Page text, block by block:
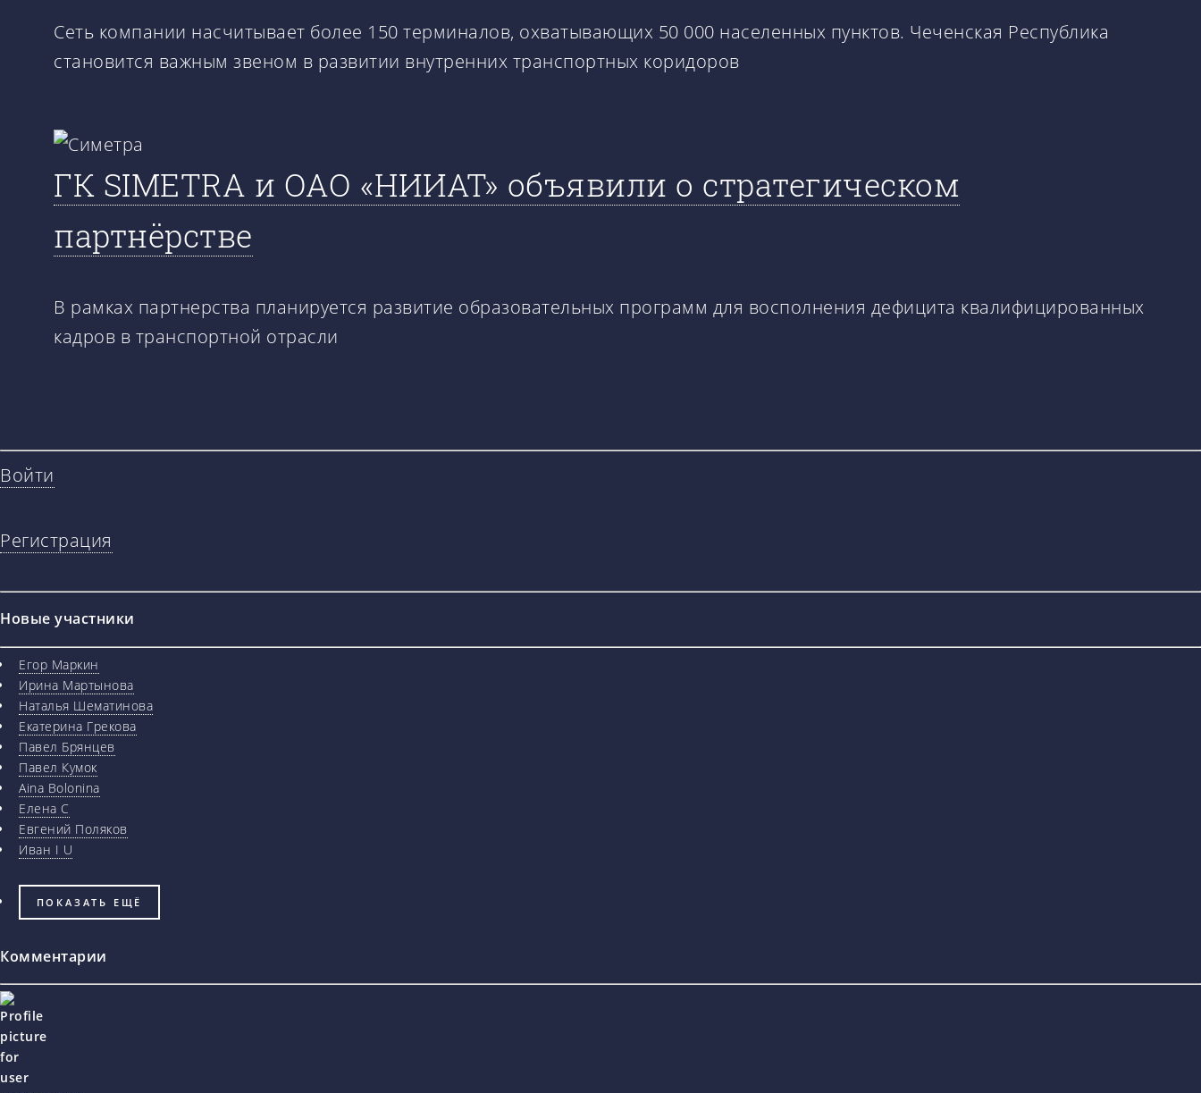
Сеть компании насчитывает более 150 терминалов, охватывающих 50 000 населенных пунктов. Чеченская Республика
становится важным звеном в развитии внутренних транспортных коридоров
ГК SIMETRA и ОАО «НИИАТ» объявили о стратегическом
партнёрстве
В рамках партнерства планируется развитие образовательных программ для восполнения дефицита квалифицированных
кадров в транспортной отрасли
Войти
Регистрация
Новые участники
Егор Маркин
Ирина Мартынова
Наталья Шематинова
Екатерина Грекова
Павел Брянцев
Павел Кумок
Aina Bolonina
Елена С
Евгений Поляков
Иван I U
ПОКАЗАТЬ ЕЩЁ
Комментарии